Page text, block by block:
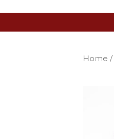
Home /